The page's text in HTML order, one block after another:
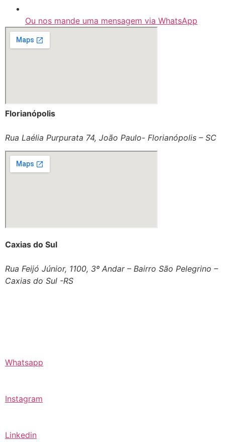
Ou nos mande uma mensagem via WhatsApp
Florianópolis
Rua Laélia Purpurata 74, João Paulo- Florianópolis – SC
Caxias do Sul
Rua Feijó Júnior, 1100, 3º Andar – Bairro São Pelegrino –
Caxias do Sul -RS
Whatsapp
Instagram
Linkedin